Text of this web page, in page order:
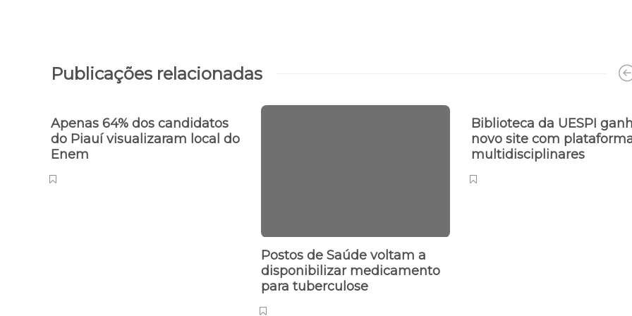
Publicações relacionadas
Apenas 64% dos candidatos
do Piauí visualizaram local do
Enem
Postos de Saúde voltam a
disponibilizar medicamento
para tuberculose
Biblioteca da UESPI
novo site com
multidisciplinares